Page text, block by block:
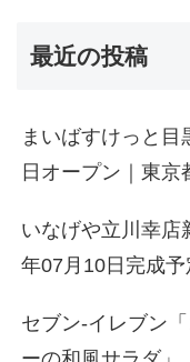
最近の投稿
まいばすけっと
日オープン｜東京
いなげや立川幸店
年07月10日完成
セブン-イレブン